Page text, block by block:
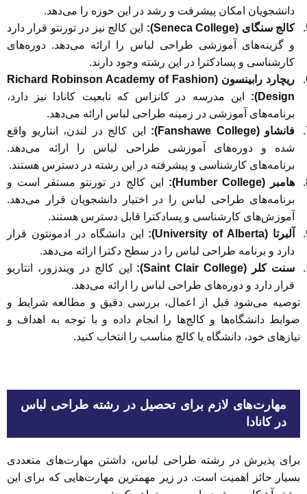
دانشجویان امکان پیشرفت و رشد در این حوزه را می‌دهد.
کالج سنگای (Seneca College):
این کالج نیز در تورنتو قرار دارد
و گزینه‌های آموزشی طراحی لباس را ارائه می‌دهد. دوره‌های
کارشناسی و پسادکترا در این رشته وجود دارند.
ریچارد رابینسون (Richard Robinson Academy of Fashion
Design):
این مدرسه در کانزاس که تابعیت کانادا نیز دارد،
برنامه‌های آموزشی در زمینه طراحی لباس ارائه می‌دهد.
فانشاو (Fanshawe College):
این کالج در لندن، انتاریو واقع
شده و دوره‌های آموزشی طراحی لباس را ارائه می‌دهد.
برنامه‌های کارشناسی و پیشرفته در این رشته در دسترس هستند.
هامبر (Humber College):
این کالج در تورنتو مستقر است و
برنامه‌های طراحی لباس را در اختیار دانشجویان قرار می‌دهد.
آموزش‌های کارشناسی و پسادکترا قابل دسترس هستند.
آلبرتا (University of Alberta):
این دانشگاه در ادمونتون قرار
دارد و برنامه طراحی لباس را در سطح دکترا ارائه می‌دهد.
سنت کلر (Saint Clair College):
این کالج در ویندزور، انتاریو
قرار دارد و دوره‌های طراحی لباس را ارائه می‌دهد.
توصیه می‌شود قبل از اعمال، بررسی دقیق و مطالعه شرایط و
ضوابط دانشگاه‌ها و کالج‌ها را انجام داده و با توجه به اهداف و
نیازهای خود، دانشگاه یا کالج مناسب را انتخاب کنید.
مهارت‌های لازم برای تحصیل در رشته طراحی لباس
در کانادا
برای پذیرش در رشته طراحی لباس، داشتن مهارت‌های متعددی
بسیار حائز اهمیت است. در زیر مهمترین مهارت‌هایی که برای این